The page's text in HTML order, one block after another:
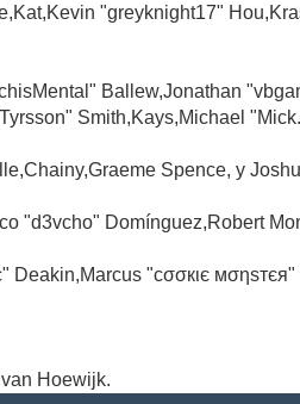
"greyknight17"
Ballew,Jonathan
Smith,Kays,Michael
Spence, y
"d3vcho" Domínguez,Robert
"cσσкιє
Hoewijk.